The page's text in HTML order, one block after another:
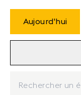
Aujourd'hui